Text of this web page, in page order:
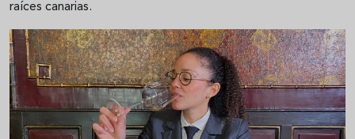
raíces canarias.